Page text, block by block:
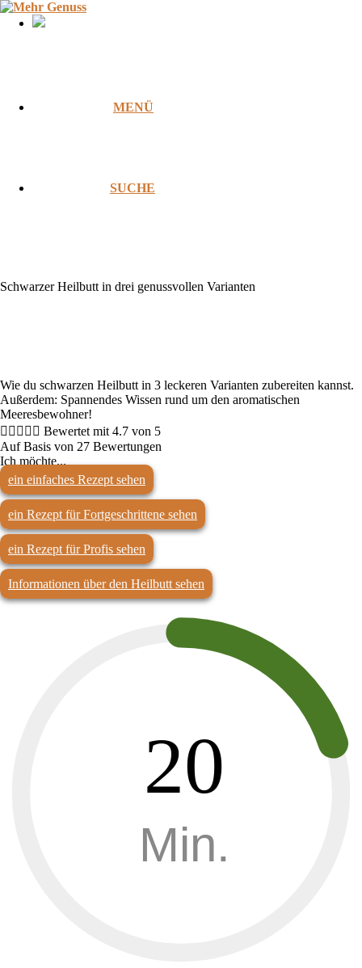
Zum
Inhalt
MENÜ
SUCHE
Schwarzer Heilbutt in drei genussvollen Varianten
Wie du schwarzen Heilbutt in 3 leckeren Varianten zubereiten kannst.
Außerdem: Spannendes Wissen rund um den aromatischen
Meeresbewohner!
     Bewertet mit 4.7 von 5
Auf Basis von 27 Bewertungen
Ich möchte...
ein einfaches Rezept sehen
ein Rezept für Fortgeschrittene sehen
ein Rezept für Profis sehen
Informationen über den Heilbutt sehen
20
Min.